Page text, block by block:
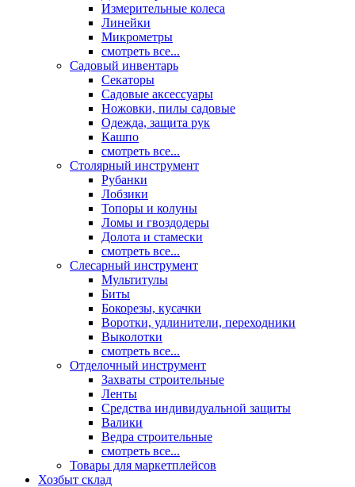
Измерительные колеса
Линейки
Микрометры
смотреть все...
Садовый инвентарь
Секаторы
Садовые аксессуары
Ножовки, пилы садовые
Одежда, защита рук
Кашпо
смотреть все...
Столярный инструмент
Рубанки
Лобзики
Топоры и колуны
Ломы и гвоздодеры
Долота и стамески
смотреть все...
Слесарный инструмент
Мультитулы
Биты
Бокорезы, кусачки
Воротки, удлинители, переходники
Выколотки
смотреть все...
Отделочный инструмент
Захваты строительные
Ленты
Средства индивидуальной защиты
Валики
Ведра строительные
смотреть все...
Товары для маркетплейсов
Хозбыт склад